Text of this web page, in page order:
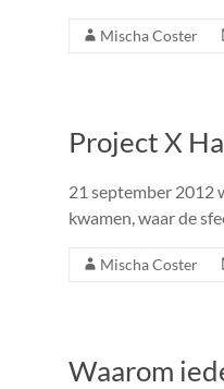
Mischa Coster
Project X
21 september 2012
kwamen, waar de
Mischa Coster
Waarom